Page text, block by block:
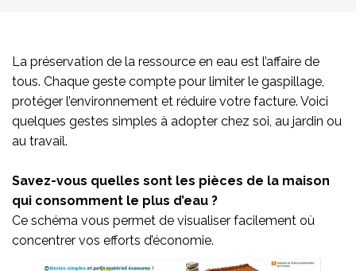
La préservation de la ressource en eau est l’affaire de
tous. Chaque geste compte pour limiter le gaspillage,
protéger l’environnement et réduire votre facture. Voici
quelques gestes simples à adopter chez soi, au jardin ou
au travail.
Savez-vous quelles sont les pièces de la maison
qui consomment le plus d’eau ?
Ce schéma vous permet de visualiser facilement où
concentrer vos efforts d’économie.